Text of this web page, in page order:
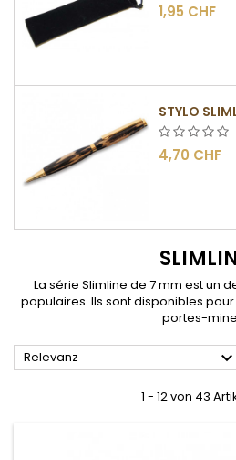
1,95 CHF
4,70 CHF
La série Slimline de 7 mm est un
populaires. Ils sont disponibles
portes-
Relevanz 
1 - 12 von 43